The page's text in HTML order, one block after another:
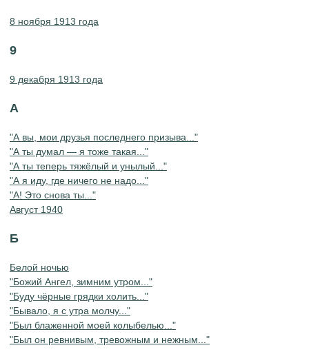
8 ноября 1913 года
9
9 декабря 1913 года
А
"А вы, мои друзья последнего призыва..."
"А ты думал — я тоже такая..."
"А ты теперь тяжёлый и унылый..."
"А я иду, где ничего не надо..."
"А! Это снова ты..."
Август 1940
Б
Белой ночью
"Божий Ангел, зимним утром..."
"Буду чёрные грядки холить..."
"Бывало, я с утра молчу..."
"Был блаженной моей колыбелью..."
"Был он ревнивым, тревожным и нежным..."